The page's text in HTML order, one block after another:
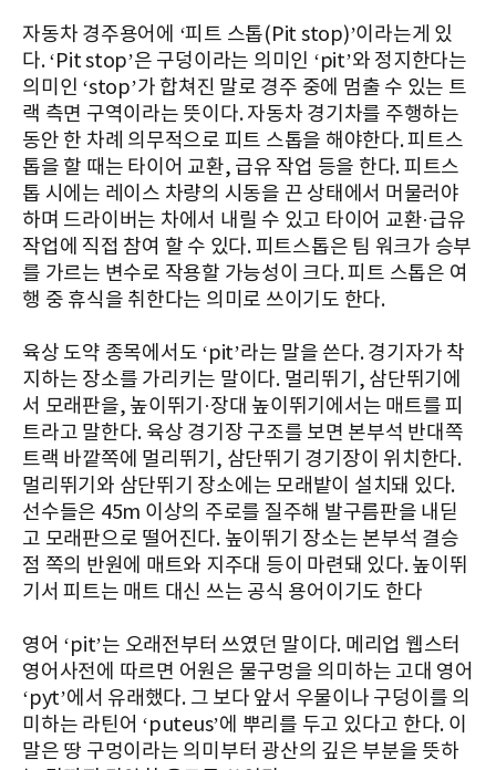
자동차 경주용어에 ‘피트 스톱(Pit stop)’이라는게 있
다. ‘Pit stop’은 구덩이라는 의미인 ‘pit’와 정지한다는
의미인 ‘stop’가 합쳐진 말로 경주 중에 멈출 수 있는 트
랙 측면 구역이라는 뜻이다. 자동차 경기차를 주행하는
동안 한 차례 의무적으로 피트 스톱을 해야한다. 피트스
톱을 할 때는 타이어 교환, 급유 작업 등을 한다. 피트스
톱 시에는 레이스 차량의 시동을 끈 상태에서 머물러야
하며 드라이버는 차에서 내릴 수 있고 타이어 교환·급유
작업에 직접 참여 할 수 있다. 피트스톱은 팀 워크가 승부
를 가르는 변수로 작용할 가능성이 크다. 피트 스톱은 여
행 중 휴식을 취한다는 의미로 쓰이기도 한다.
육상 도약 종목에서도 ‘pit’라는 말을 쓴다. 경기자가 착
지하는 장소를 가리키는 말이다. 멀리뛰기, 삼단뛰기에
서 모래판을, 높이뛰기·장대 높이뛰기에서는 매트를 피
트라고 말한다. 육상 경기장 구조를 보면 본부석 반대쪽
트랙 바깥쪽에 멀리뛰기, 삼단뛰기 경기장이 위치한다.
멀리뛰기와 삼단뛰기 장소에는 모래밭이 설치돼 있다.
선수들은 45m 이상의 주로를 질주해 발구름판을 내딛
고 모래판으로 떨어진다. 높이뛰기 장소는 본부석 결승
점 쪽의 반원에 매트와 지주대 등이 마련돼 있다. 높이뛰
기서 피트는 매트 대신 쓰는 공식 용어이기도 한다
영어 ‘pit’는 오래전부터 쓰였던 말이다. 메리업 웹스터
영어사전에 따르면 어원은 물구멍을 의미하는 고대 영어
‘pyt’에서 유래했다. 그 보다 앞서 우물이나 구덩이를 의
미하는 라틴어 ‘puteus’에 뿌리를 두고 있다고 한다. 이
말은 땅 구멍이라는 의미부터 광산의 깊은 부분을 뜻하